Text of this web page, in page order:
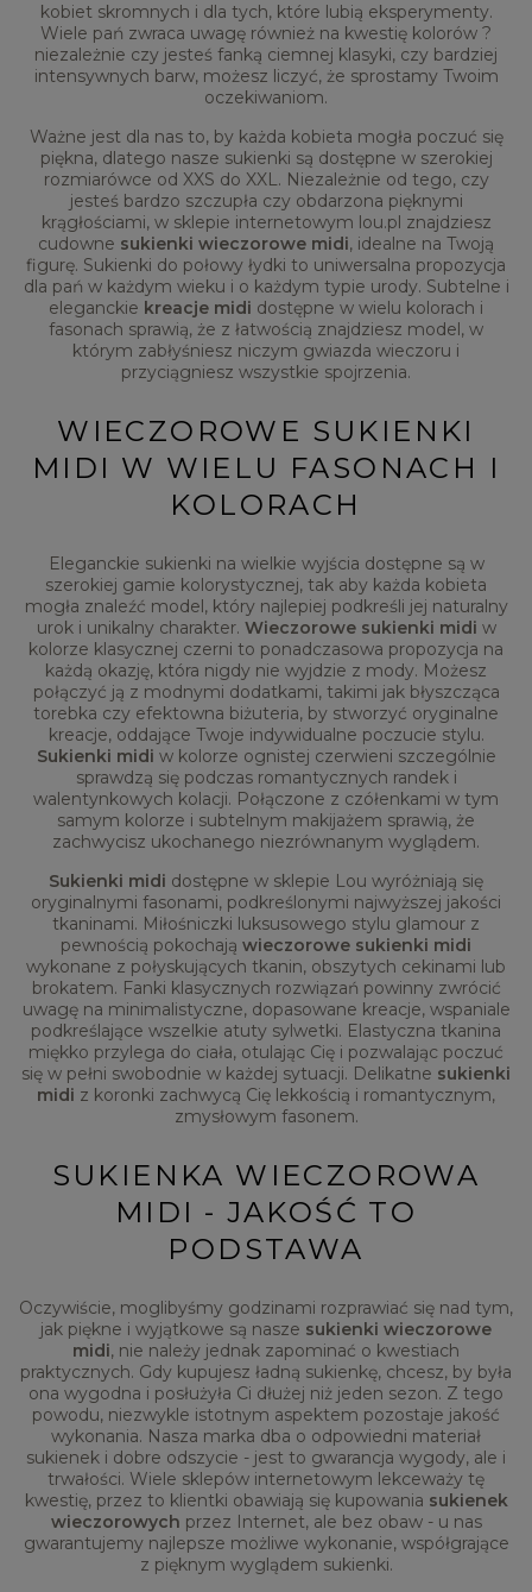
kobiet skromnych i dla tych, które lubią eksperymenty.
Wiele pań zwraca uwagę również na kwestię kolorów ?
niezależnie czy jesteś fanką ciemnej klasyki, czy bardziej
intensywnych barw, możesz liczyć, że sprostamy Twoim
oczekiwaniom.
Ważne jest dla nas to, by każda kobieta mogła poczuć się
piękna, dlatego nasze sukienki są dostępne w szerokiej
rozmiarówce od XXS do XXL. Niezależnie od tego, czy
jesteś bardzo szczupła czy obdarzona pięknymi
krągłościami, w sklepie internetowym lou.pl znajdziesz
cudowne sukienki wieczorowe midi, idealne na Twoją
figurę. Sukienki do połowy łydki to uniwersalna propozycja
dla pań w każdym wieku i o każdym typie urody. Subtelne i
eleganckie kreacje midi dostępne w wielu kolorach i
fasonach sprawią, że z łatwością znajdziesz model, w
którym zabłyśniesz niczym gwiazda wieczoru i
przyciągniesz wszystkie spojrzenia.
WIECZOROWE SUKIENKI
MIDI W WIELU FASONACH I
KOLORACH
Eleganckie sukienki na wielkie wyjścia dostępne są w
szerokiej gamie kolorystycznej, tak aby każda kobieta
mogła znaleźć model, który najlepiej podkreśli jej naturalny
urok i unikalny charakter. Wieczorowe sukienki midi w
kolorze klasycznej czerni to ponadczasowa propozycja na
każdą okazję, która nigdy nie wyjdzie z mody. Możesz
połączyć ją z modnymi dodatkami, takimi jak błyszcząca
torebka czy efektowna biżuteria, by stworzyć oryginalne
kreacje, oddające Twoje indywidualne poczucie stylu.
Sukienki midi w kolorze ognistej czerwieni szczególnie
sprawdzą się podczas romantycznych randek i
walentynkowych kolacji. Połączone z czółenkami w tym
samym kolorze i subtelnym makijażem sprawią, że
zachwycisz ukochanego niezrównanym wyglądem.
Sukienki midi dostępne w sklepie Lou wyróżniają się
oryginalnymi fasonami, podkreślonymi najwyższej jakości
tkaninami. Miłośniczki luksusowego stylu glamour z
pewnością pokochają wieczorowe sukienki midi
wykonane z połyskujących tkanin, obszytych cekinami lub
brokatem. Fanki klasycznych rozwiązań powinny zwrócić
uwagę na minimalistyczne, dopasowane kreacje, wspaniale
podkreślające wszelkie atuty sylwetki. Elastyczna tkanina
miękko przylega do ciała, otulając Cię i pozwalając poczuć
się w pełni swobodnie w każdej sytuacji. Delikatne sukienki
midi z koronki zachwycą Cię lekkością i romantycznym,
zmysłowym fasonem.
SUKIENKA WIECZOROWA
MIDI - JAKOŚĆ TO
PODSTAWA
Oczywiście, moglibyśmy godzinami rozprawiać się nad tym,
jak piękne i wyjątkowe są nasze sukienki wieczorowe
midi, nie należy jednak zapominać o kwestiach
praktycznych. Gdy kupujesz ładną sukienkę, chcesz, by była
ona wygodna i posłużyła Ci dłużej niż jeden sezon. Z tego
powodu, niezwykle istotnym aspektem pozostaje jakość
wykonania. Nasza marka dba o odpowiedni materiał
sukienek i dobre odszycie - jest to gwarancja wygody, ale i
trwałości. Wiele sklepów internetowym lekceważy tę
kwestię, przez to klientki obawiają się kupowania sukienek
wieczorowych przez Internet, ale bez obaw - u nas
gwarantujemy najlepsze możliwe wykonanie, współgrające
z pięknym wyglądem sukienki.